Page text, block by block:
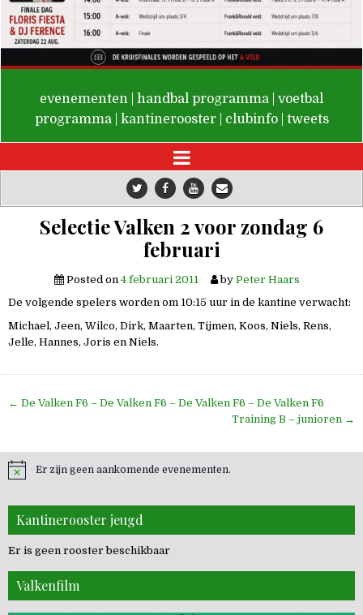
De Valken
evenementen handbal programma
voetbal
programma
kantinerooster clubinfo tweets
Selectie Valken 2 voor zondag 6
februari
Posted on 4 februari 2011 by Peter Haars
De volgende spelers worden om 10:15 uur in de kantine verwacht:
Michael, Jeen, Wilco, Dirk, Maarten, Tijmen, Koos, Niels, Rens,
Jelle, Hannes, Joris en Niels.
Bericht
← De Valken F6 – De Valken F6 – De Valken F6 – De Valken F6
Training B – junioren →
Er zijn geen aankomende evenementen.
Kantinerooster jeugd
Er is geen rooster beschikbaar
Valkenfilm